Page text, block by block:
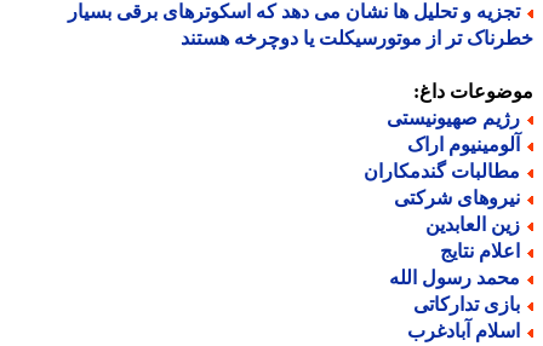
و تحلیل ها نشان می دهد که اسکوترهای برقی بسیار
تر از موتورسیکلت یا دوچرخه هستند
داغ:
صهیونیستی
اراک
گندمکاران
شرکتی
العابدین
نتایج
رسول الله
تدارکاتی
آبادغرب